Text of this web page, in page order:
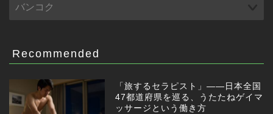
Recommended
「旅するセラピスト」——日本全国
47都道府県を巡る、うたたねゲイマ
ッサージという働き方